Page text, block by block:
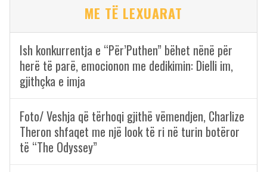
ME TË LEXUARAT
Ish konkurrentja e “Për’Puthen” bëhet nënë për
herë të parë, emocionon me dedikimin: Dielli im,
gjithçka e imja
Foto/ Veshja që tërhoqi gjithë vëmendjen, Charlize
Theron shfaqet me një look të ri në turin botëror
të “The Odyssey”